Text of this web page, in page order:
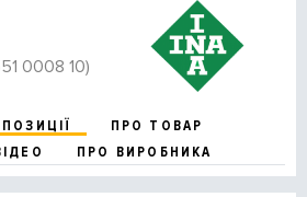
0008 10)
ПРО ТОВАР
ПРО ВИРОБНИКА